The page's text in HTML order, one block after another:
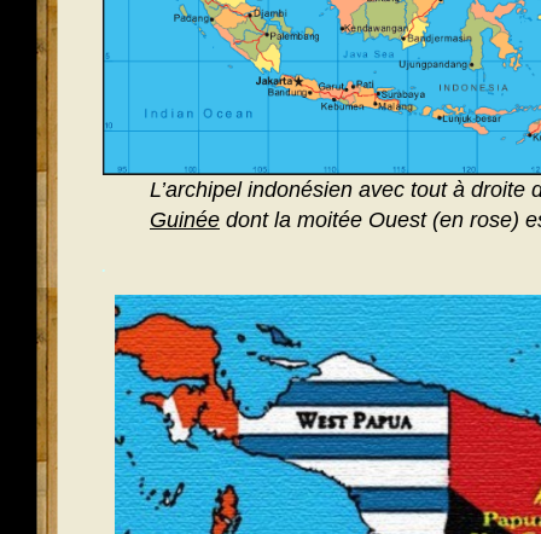
L’archipel indonésien avec tout à droite
Guinée dont la moitée Ouest (en rose)
.